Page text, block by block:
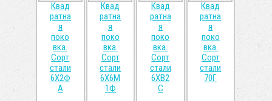
Квад
ратна
я
поко
вка.
Сорт
стали
6Х2Ф
А
Квад
ратна
я
поко
вка.
Сорт
стали
6Х6М
1Ф
Квад
ратна
я
поко
вка.
Сорт
стали
6ХВ2
С
Квад
ратна
я
поко
вка.
Сорт
стали
70Г